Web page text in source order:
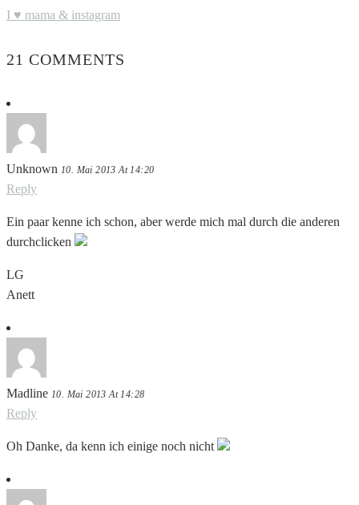
I ♥ mama & instagram
21 COMMENTS
Unknown 10. Mai 2013 At 14:20
Reply
Ein paar kenne ich schon, aber werde mich mal durch die anderen
durchclicken
LG
Anett
Madline 10. Mai 2013 At 14:28
Reply
Oh Danke, da kenn ich einige noch nicht